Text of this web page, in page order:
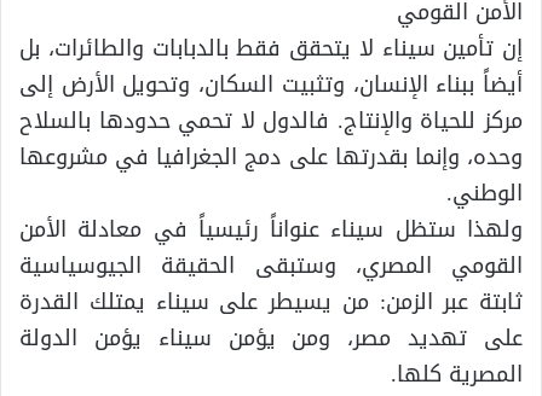
الأمن القومي
إن تأمين سيناء لا يتحقق فقط بالدبابات والطائرات، بل
أيضاً ببناء الإنسان، وتثبيت السكان، وتحويل الأرض إلى
مركز للحياة والإنتاج. فالدول لا تحمي حدودها بالسلاح
وحده، وإنما بقدرتها على دمج الجغرافيا في مشروعها
الوطني.
ولهذا ستظل سيناء عنواناً رئيسياً في معادلة الأمن
القومي المصري، وستبقى الحقيقة الجيوسياسية
ثابتة عبر الزمن: من يسيطر على سيناء يمتلك القدرة
على تهديد مصر، ومن يؤمن سيناء يؤمن الدولة
المصرية كلها.